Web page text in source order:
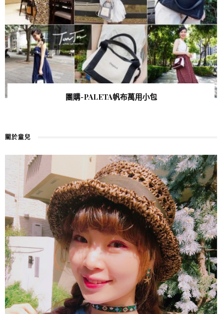
團購-PALETA帆布萬用小包
關於童兒